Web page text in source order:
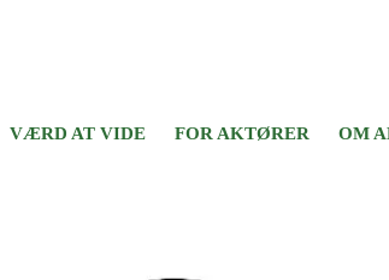
VÆRD AT VIDE FOR AKTØRER OM